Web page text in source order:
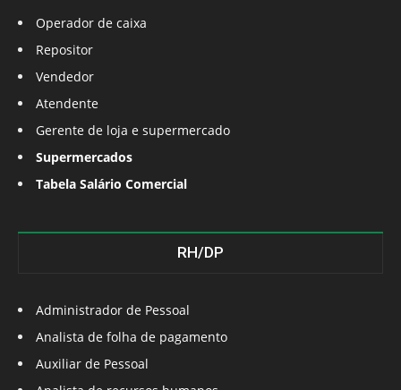
Operador de caixa
Repositor
Vendedor
Atendente
Gerente de loja e supermercado
Supermercados
Tabela Salário Comercial
RH/DP
Administrador de Pessoal
Analista de folha de pagamento
Auxiliar de Pessoal